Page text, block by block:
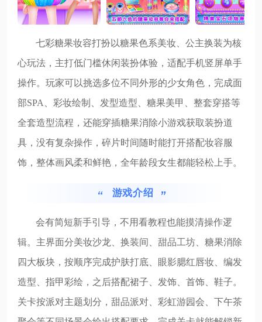
七彩糖果妆容打扮以糖果色系美妆、公主换装为核
心玩法，主打低门槛休闲装扮体验，适配手机竖屏单手
操作。玩家可以挑选多位不同外形的少女角色，完成面
部SPA、彩妆绘制、发型造型、糖果美甲、整套穿搭等
全套造型流程，还能穿插糖果消除小游戏获取装扮道
具，没有复杂操作，碎片时间随时能打开搭配妆容服
饰，整体画风柔和鲜艳，全年龄段女生都能轻松上手。
游戏介绍
会有简短新手引导，不用看教程也能摸清操作逻
辑。主界面分美妆沙龙、换装间、甜品工坊、糖果消除
四大板块，按顺序完成护肤打底、眼影腮红唇妆、编发
造型、指甲彩绘，之后搭配裙子、发饰、首饰、鞋子。
关卡按派对主题划分，甜品派对、彩虹游园会、下午茶